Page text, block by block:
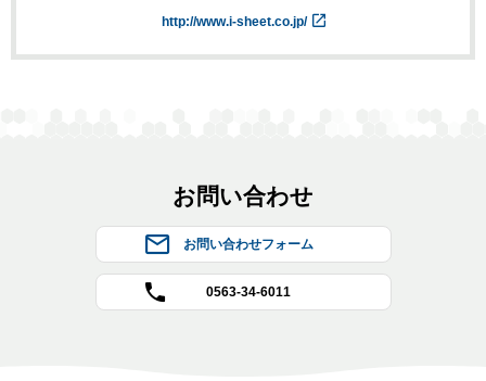
http://www.i-sheet.co.jp/
お問い合わせ
お問い合わせフォーム
0563-34-6011